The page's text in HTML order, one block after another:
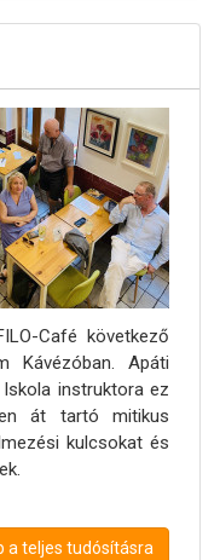
Café következő
Kávézóban. Apáti
instruktora ez
át tartó mitikus
kulcsokat és
a teljes tudósításra